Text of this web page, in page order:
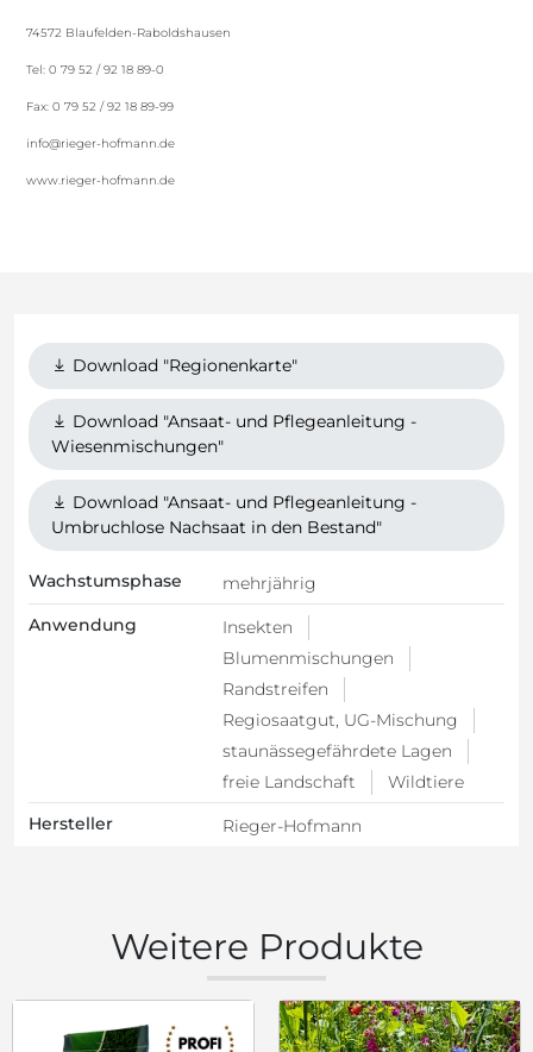
74572 Blaufelden-Raboldshausen
Tel: 0 79 52 / 92 18 89-0
Fax: 0 79 52 / 92 18 89-99
info@rieger-hofmann.de
www.rieger-hofmann.de
Download "Regionenkarte"
Download "Ansaat- und Pflegeanleitung -
Wiesenmischungen"
Download "Ansaat- und Pflegeanleitung -
Umbruchlose Nachsaat in den Bestand"
Wachstumsphase
mehrjährig
Anwendung
Insekten
Blumenmischungen
Randstreifen
Regiosaatgut, UG-Mischung
staunässegefährdete Lagen
freie Landschaft
Wildtiere
Hersteller
Rieger-Hofmann
Weitere Produkte